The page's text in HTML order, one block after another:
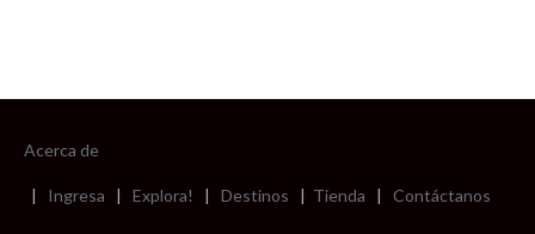
Acerca de
| Ingresa | Explora! | Destinos | Tienda | Contáctanos